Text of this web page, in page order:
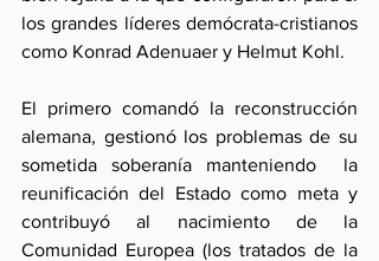
los grandes líderes demócrata-cristianos
como Konrad Adenuaer y Helmut Kohl.
El primero comandó la reconstrucción
alemana, gestionó los problemas de su
sometida soberanía manteniendo  la
reunificación del Estado como meta y
contribuyó al nacimiento de la
Comunidad Europea (los tratados de la